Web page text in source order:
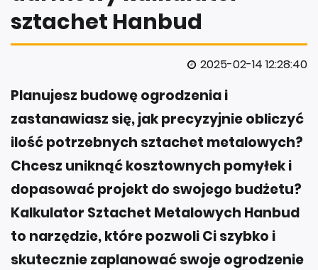
sztachet Hanbud
2025-02-14 12:28:40
Planujesz budowę ogrodzenia i
zastanawiasz się, jak precyzyjnie obliczyć
ilość potrzebnych sztachet metalowych?
Chcesz uniknąć kosztownych pomyłek i
dopasować projekt do swojego budżetu?
Kalkulator Sztachet Metalowych Hanbud
to narzędzie, które pozwoli Ci szybko i
skutecznie zaplanować swoje ogrodzenie